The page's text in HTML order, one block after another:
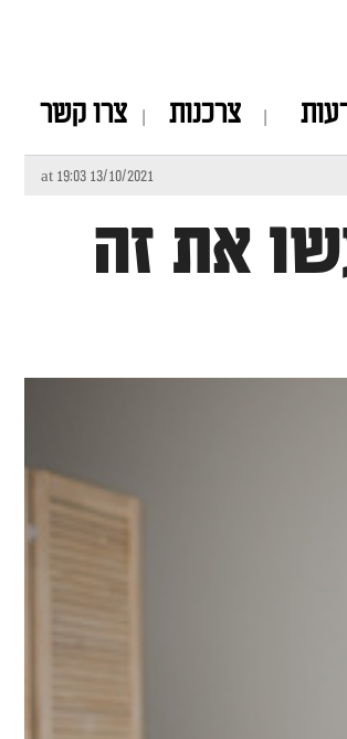
צרכנות צרו קשר
13/10/2021 at 19:03
את זה